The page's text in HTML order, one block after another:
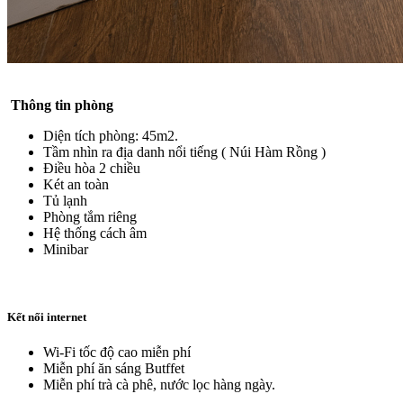
Thông tin phòng
Diện tích phòng: 45m2.
Tầm nhìn ra địa danh nổi tiếng ( Núi Hàm Rồng )
Điều hòa 2 chiều
Két an toàn
Tủ lạnh
Phòng tắm riêng
Hệ thống cách âm
Minibar
Kết nối internet
Wi-Fi tốc độ cao miễn phí
Miễn phí ăn sáng Butffet
Miễn phí trà cà phê, nước lọc hàng ngày.